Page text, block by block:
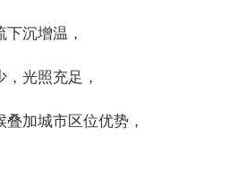
沉增温，
光照充足，
加城市区位优势，